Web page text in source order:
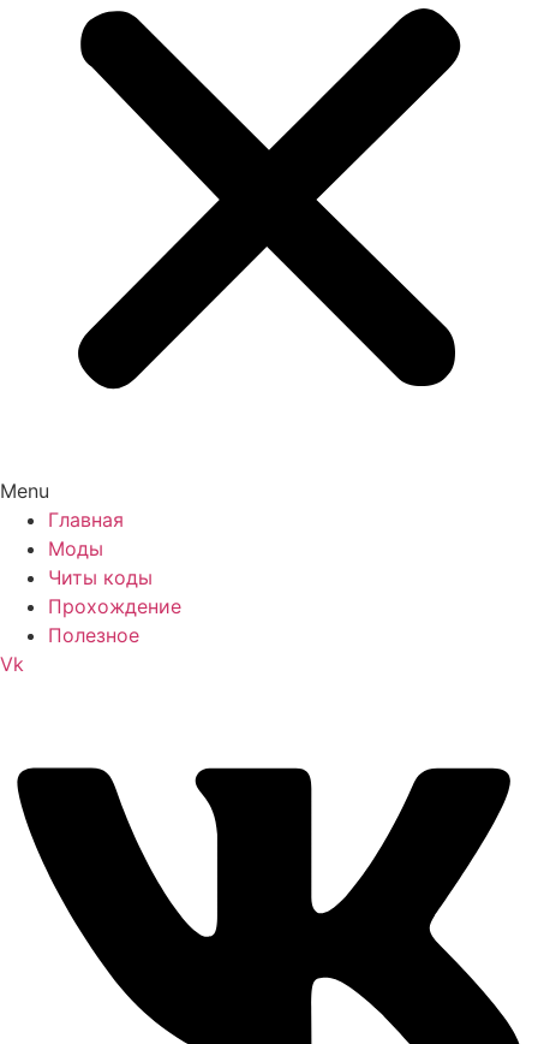
Menu
Главная
Моды
Читы коды
Прохождение
Полезное
Vk